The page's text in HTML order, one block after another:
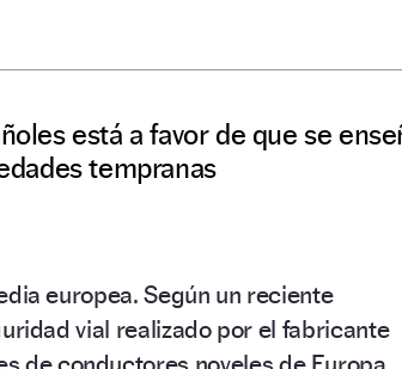
está a favor de que se
tempranas
europea. Según un reciente
vial realizado por el fabricante